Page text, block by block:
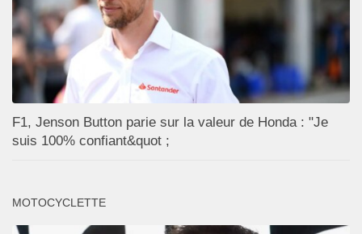
F1, Jenson Button parie sur la valeur de Honda : "Je
suis 100% confiant&quot ;
MOTOCYCLETTE